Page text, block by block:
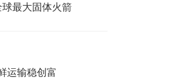
最大固体火箭
运输稳创富